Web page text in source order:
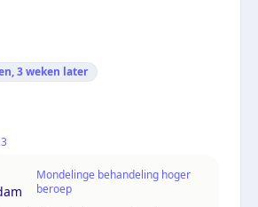
3 weken later
Mondelinge behandeling hoger
beroep